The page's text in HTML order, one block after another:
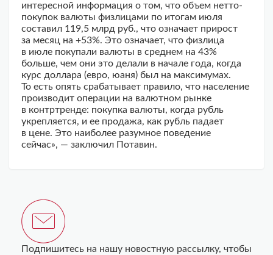
интересной информация о том, что объем нетто-
покупок валюты физлицами по итогам июля
составил 119,5 млрд руб., что означает прирост
за месяц на +53%. Это означает, что физлица
в июле покупали валюты в среднем на 43%
больше, чем они это делали в начале года, когда
курс доллара (евро, юаня) был на максимумах.
То есть опять срабатывает правило, что население
производит операции на валютном рынке
в контртренде: покупка валюты, когда рубль
укрепляется, и ее продажа, как рубль падает
в цене. Это наиболее разумное поведение
сейчас», — заключил Потавин.
Подпишитесь на нашу новостную рассылку, чтобы